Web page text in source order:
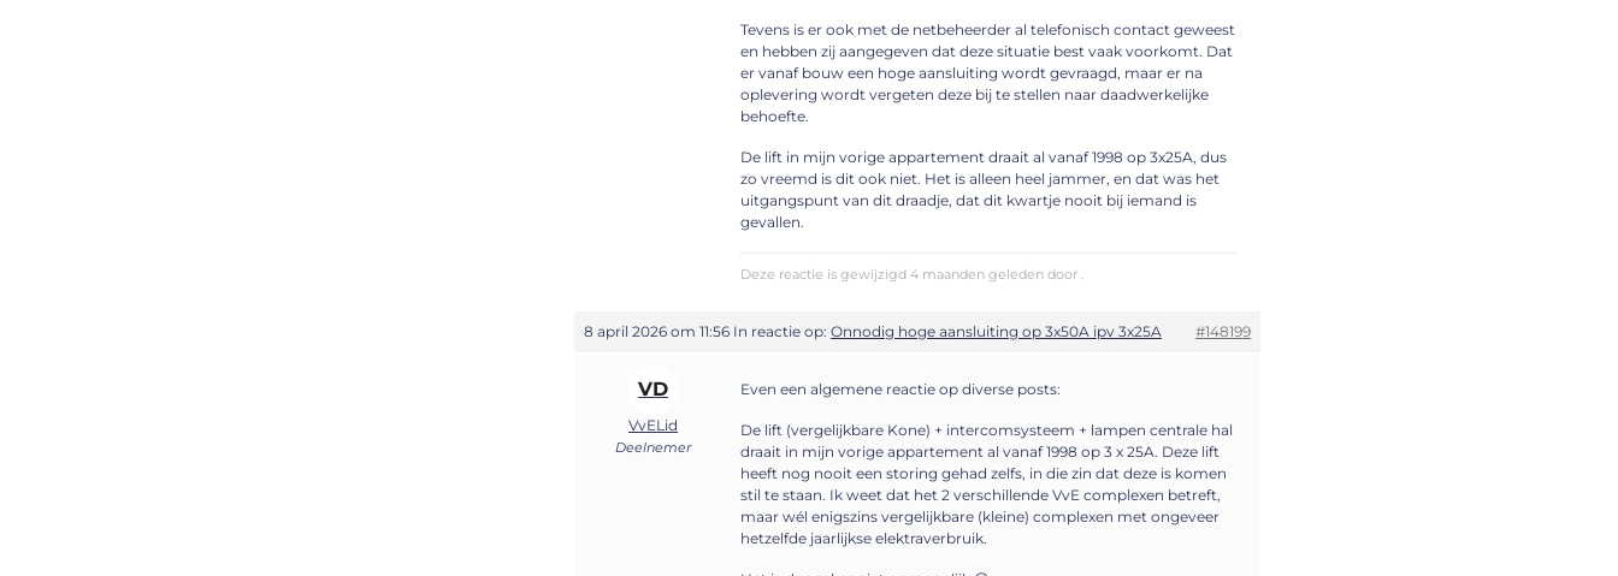
Tevens is er ook met de netbeheerder al telefonisch contact geweest
en hebben zij aangegeven dat deze situatie best vaak voorkomt. Dat
er vanaf bouw een hoge aansluiting wordt gevraagd, maar er na
oplevering wordt vergeten deze bij te stellen naar daadwerkelijke
behoefte.
De lift in mijn vorige appartement draait al vanaf 1998 op 3x25A, dus
zo vreemd is dit ook niet. Het is alleen heel jammer, en dat was het
uitgangspunt van dit draadje, dat dit kwartje nooit bij iemand is
gevallen.
Deze reactie is gewijzigd 4 maanden geleden door .
8 april 2026 om 11:56 In reactie op: Onnodig hoge aansluiting op 3x50A ipv 3x25A #148199
VD
VvELid
Deelnemer
Even een algemene reactie op diverse posts:
De lift (vergelijkbare Kone) + intercomsysteem + lampen centrale hal
draait in mijn vorige appartement al vanaf 1998 op 3 x 25A. Deze lift
heeft nog nooit een storing gehad zelfs, in die zin dat deze is komen
stil te staan. Ik weet dat het 2 verschillende VvE complexen betreft,
maar wél enigszins vergelijkbare (kleine) complexen met ongeveer
hetzelfde jaarlijkse elektraverbruik.